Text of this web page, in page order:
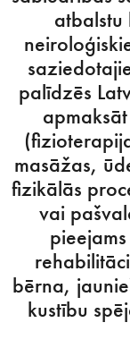
atbalstu
palīdzēs
masāžas,
fizikālās
vai
bērna,
kustību